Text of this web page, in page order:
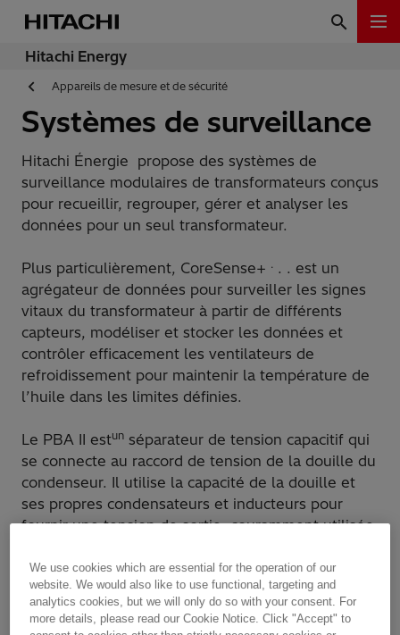
Hitachi Energy
Appareils de mesure et de sécurité
Systèmes de surveillance
Hitachi Énergie propose des systèmes de
surveillance modulaires de transformateurs conçus
pour recueillir, regrouper, gérer et analyser les
données pour un seul transformateur.
Plus particulièrement, CoreSense+ . . . est un
agrégateur de données pour surveiller les signes
vitaux du transformateur à partir de différents
capteurs, modéliser et stocker les données et
contrôler efficacement les ventilateurs de
refroidissement pour maintenir la température de
l’huile dans les limites définies.
Le PBA II estun séparateur de tension capacitif qui
se connecte au raccord de tension de la douille du
condenseur. Il utilise la capacité de la douille et
ses propres condensateurs et inducteurs pour
fournir une tension de sortie, couramment utilisée
et les relais sensibles à la tension.
Les systèmes de surveillance d’Hitachi Énergie
We use cookies which are essential for the operation of our
website. We would also like to use functional, targeting and
analytics cookies, but we will only do so with your consent. For
more details, please read our Cookie Notice. Click "Accept" to